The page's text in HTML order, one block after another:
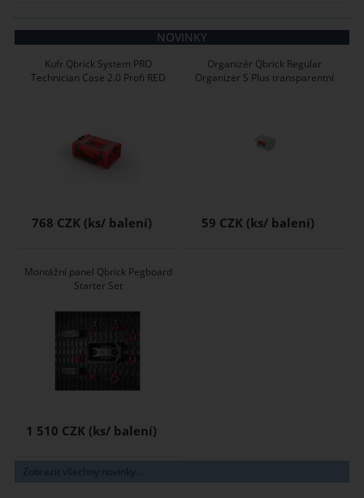
NOVINKY
Kufr Qbrick System PRO
Technician Case 2.0 Profi RED
768 CZK
Organizér Qbrick Regular
Organizer S Plus transparentní
59 CZK
Montážní panel Qbrick Pegboard
Starter Set
1 510 CZK
Zobrazit všechny novinky ...